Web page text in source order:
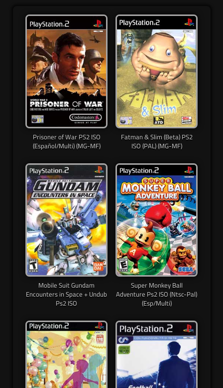
Prisoner of War PS2 ISO
(Español/Multi) (MG-MF)
Fatman & Slim (Beta) PS2
ISO (PAL) (MG-MF)
Mobile Suit Gundam
Encounters in Space + Undub
Ps2 ISO
Super Monkey Ball
Adventure Ps2 ISO (Ntsc-Pal)
(Esp/Multi)